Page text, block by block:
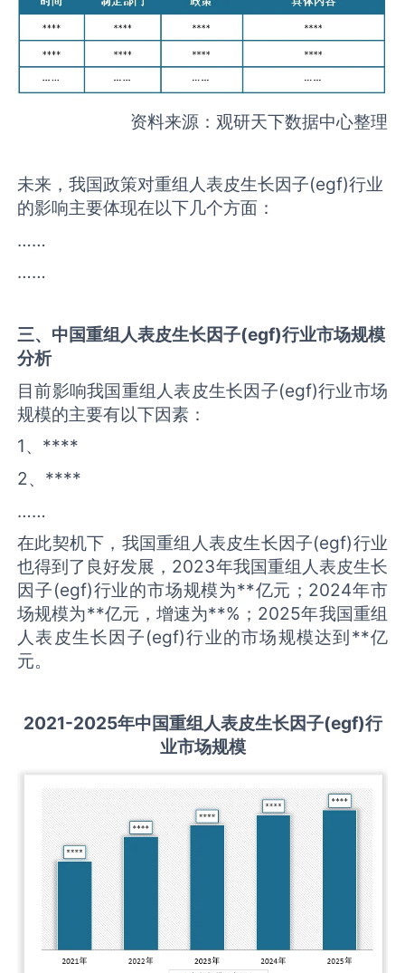
资料来源：观研天下数据中心整理
未来，我国政策对重组人表皮生长因子(egf)行业
的影响主要体现在以下几个方面：
……
……
三、中国重组人表皮生长因子(egf)行业市场规模
分析
目前影响我国重组人表皮生长因子(egf)行业市场
规模的主要有以下因素：
1、****
2、****
……
在此契机下，我国重组人表皮生长因子(egf)行业
也得到了良好发展，2023年我国重组人表皮生长
因子(egf)行业的市场规模为**亿元；2024年市
场规模为**亿元，增速为**%；2025年我国重组
人表皮生长因子(egf)行业的市场规模达到**亿
元。
2021-2025年中国重组人表皮生长因子(egf)行
业市场规模